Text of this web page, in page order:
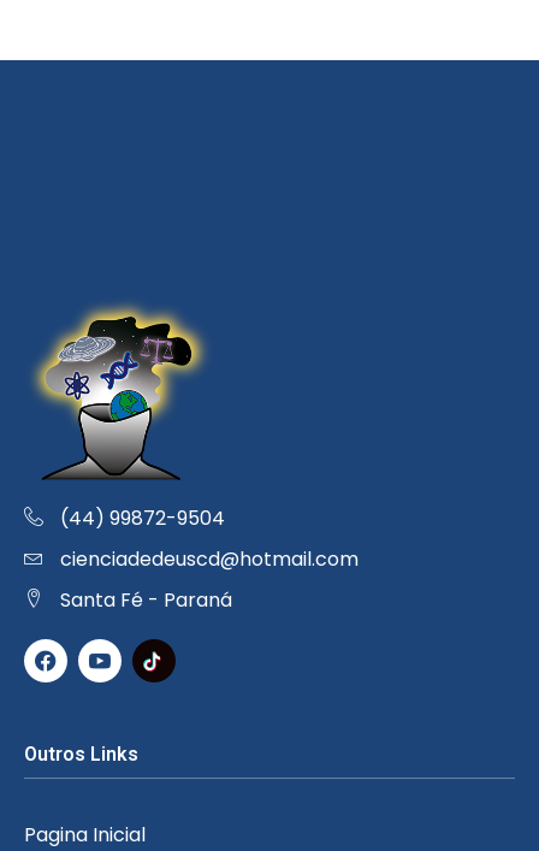
(44) 99872-9504
cienciadedeuscd@hotmail.com
Santa Fé - Paraná
Outros Links
Pagina Inicial